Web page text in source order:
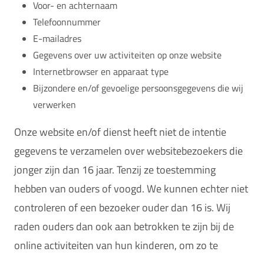
Voor- en achternaam
Telefoonnummer
E-mailadres
Gegevens over uw activiteiten op onze website
Internetbrowser en apparaat type
Bijzondere en/of gevoelige persoonsgegevens die wij
verwerken
Onze website en/of dienst heeft niet de intentie
gegevens te verzamelen over websitebezoekers die
jonger zijn dan 16 jaar. Tenzij ze toestemming
hebben van ouders of voogd. We kunnen echter niet
controleren of een bezoeker ouder dan 16 is. Wij
raden ouders dan ook aan betrokken te zijn bij de
online activiteiten van hun kinderen, om zo te